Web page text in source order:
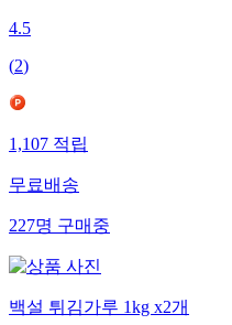
4.5
(2)
1,107적립
무료배송
227명구매중
백설 튀김가루 1kg x2개